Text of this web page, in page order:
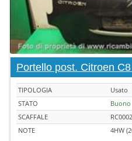
Portello post. Citroen
TIPOLOGIA
Usato
STATO
Buono
SCAFFALE
NOTE
4HW